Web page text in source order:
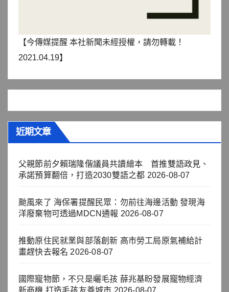
【今傳媒提醒 本社新聞未經授權，請勿轉載！
2021.04.19】
近期文章
父親節前夕賴瑞隆偕議員共讀繪本 首推雙語政見、
承諾預算翻倍，打造2030雙語之都 2026-08-07
颱風來了 海保署提醒民眾：勿前往海邊活動 發現海
洋廢棄物可透過MDCN通報 2026-08-07
推動原住民就業與部落創新 高市勞工局原氣補給計
畫趕快去報名 2026-08-07
國際寵物節，不只是曬毛孩 薛兆基盼發展寵物經濟